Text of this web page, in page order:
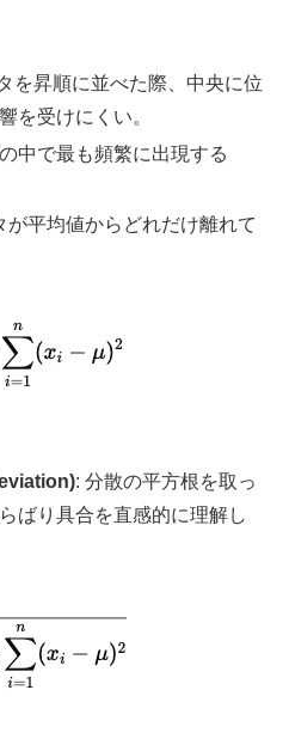
を昇順に並べた際、中央に位
を受けにくい。
中で最も頻繁に出現する
が平均値からどれだけ離れて
: 分散の平方根を取っ
ばり具合を直感的に理解し